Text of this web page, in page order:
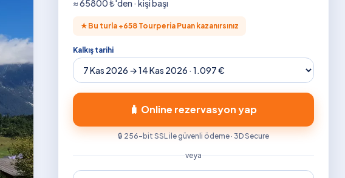
≈65800₺'den · kişi başı
★ Bu turla +658Tourperia Puan kazanırsınız
Kalkış tarihi
🧳 Online rezervasyon yap
🔒 256-bit SSL ile güvenli ödeme · 3D Secure
veya